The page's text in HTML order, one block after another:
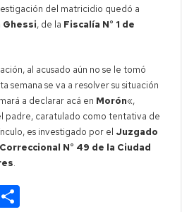
del matricidio quedó a
Ghessi, de la Fiscalía N° 1 de
al acusado aún no se le tomó
semana se va a resolver su situación
a declarar acá en Morón«,
padre, caratulado como tentativa de
es investigado por el Juzgado
N° 49 de la Ciudad
.